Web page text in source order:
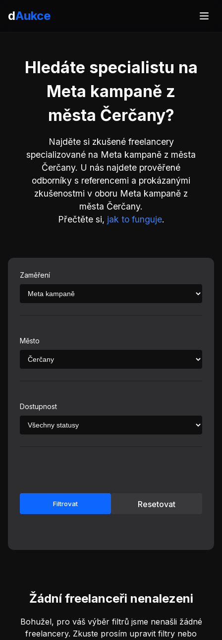
dAukce
Hledáte specialistu na
Meta kampaně z
města Čerčany?
Najděte si zkušené freelancery
specializované na Meta kampaně z města
Čerčany. U nás najdete prověřené
odborníky s referencemi a prokázanými
zkušenostmi v oboru Meta kampaně z
města Čerčany.
Přečtěte si, jak to funguje.
Zaměření
Město
Dostupnost
Filtrovat Resetovat
Žádní freelanceři nenalezeni
Bohužel, pro váš výběr filtrů jsme nenašli žádné
freelancery. Zkuste prosím upravit filtry nebo